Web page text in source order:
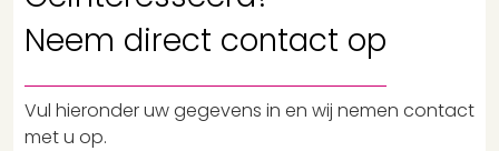
Neem direct contact op
Vul hieronder uw gegevens in en wij nemen contact
met u op.